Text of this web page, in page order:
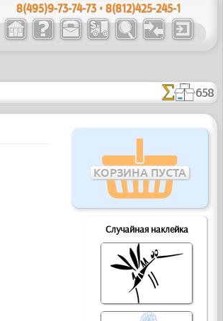
8(495)9-73-74-73 • 8(812)425-245-1
658
КОРЗИНА ПУСТА
Случайная наклейка